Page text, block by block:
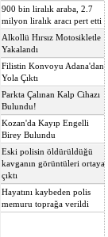
900 bin liralık araba, 2.7
milyon liralık aracı pert etti
Alkollü Hırsız Motosikletle
Yakalandı
Filistin Konvoyu Adana'dan
Yola Çıktı
Parkta Çalınan Kalp Cihazı
Bulundu!
Kozan'da Kayıp Engelli
Birey Bulundu
Eski polisin öldürüldüğü
kavganın görüntüleri ortaya
çıktı
Hayatını kaybeden polis
memuru toprağa verildi